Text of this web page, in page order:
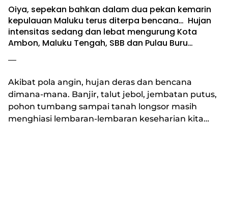
Oiya, sepekan bahkan dalam dua pekan kemarin
kepulauan Maluku terus diterpa bencana… Hujan
intensitas sedang dan lebat mengurung Kota
Ambon, Maluku Tengah, SBB dan Pulau Buru…
—
Akibat pola angin, hujan deras dan bencana
dimana-mana. Banjir, talut jebol, jembatan putus,
pohon tumbang sampai tanah longsor masih
menghiasi lembaran-lembaran keseharian kita…